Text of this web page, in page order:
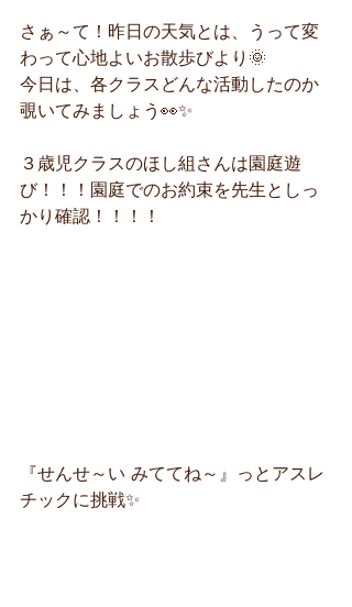
さぁ～て！昨日の天気とは、うって変
わって心地よいお散歩びより🌞
今日は、各クラスどんな活動したのか
覗いてみましょう👀✨
３歳児クラスのほし組さんは園庭遊
び！！！園庭でのお約束を先生としっ
かり確認！！！！
『せんせ～い みててね～』っとアスレ
チックに挑戦✨